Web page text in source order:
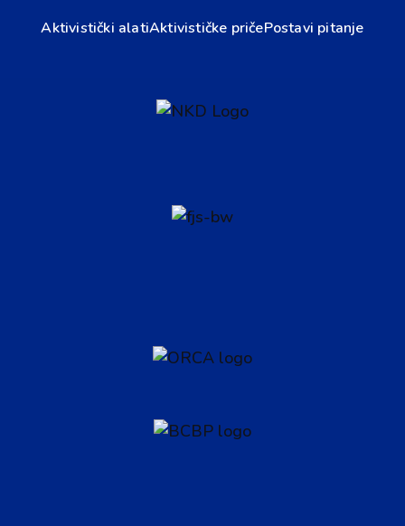
Aktivistički alatiAktivističke pričePostavi pitanje